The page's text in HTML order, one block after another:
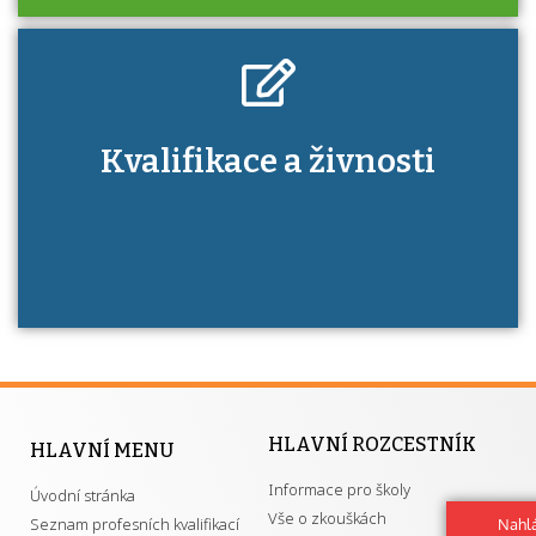
Kdo je to autorizovaná osoba a jaké výhody
má získání autorizace?
Kvalifikace a živnosti
HLAVNÍ MENU
Úvodní stránka
Seznam profesních kvalifikací
HLAVNÍ ROZCESTNÍK
Informace pro školy
Vše o zkouškách